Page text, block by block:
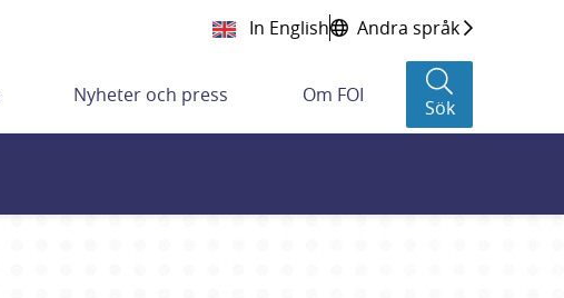
In English Andra språk
Nyheter och press Om FOI
Sök